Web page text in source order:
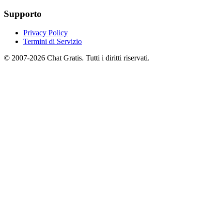
Supporto
Privacy Policy
Termini di Servizio
© 2007-2026 Chat Gratis. Tutti i diritti riservati.